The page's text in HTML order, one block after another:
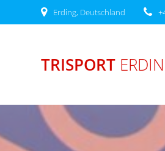
Inhalt
Erding, Deutschland
TRISPORT